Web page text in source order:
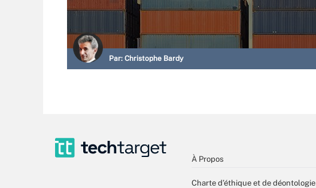
Par: Christophe Bardy
À Propos
Charte d’éthique et de déontologie